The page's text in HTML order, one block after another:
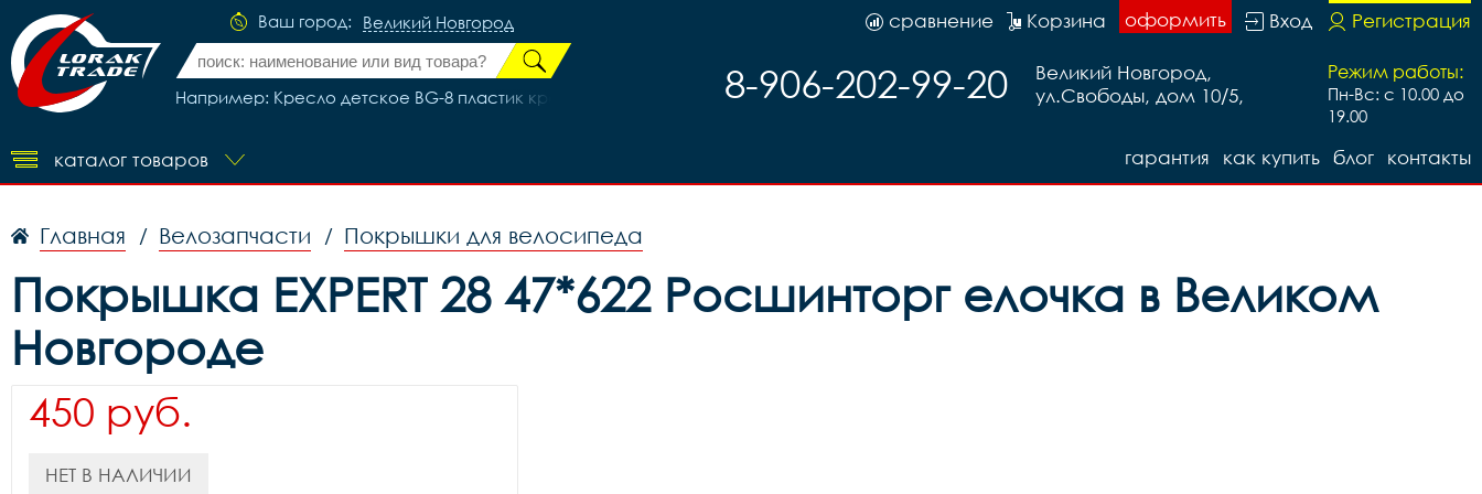
Ваш город: Великий Новгород
Например: Кресло детское BG-8 пластик крепление на багажник X54426, код 132
Регистрация
Вход
оформить
Корзина
сравнение
Режим работы:
Пн-Вс: с 10.00 до
19.00
Великий Новгород,
ул.Свободы, дом 10/5,
8-906-202-99-20
каталог товаров контакты
блог
как купить
гарантия
Главная / Велозапчасти / Покрышки для велосипеда
Покрышка EXPERT 28 47*622 Росшинторг елочка в Великом
Новгороде
450 руб.
НЕТ В НАЛИЧИИ